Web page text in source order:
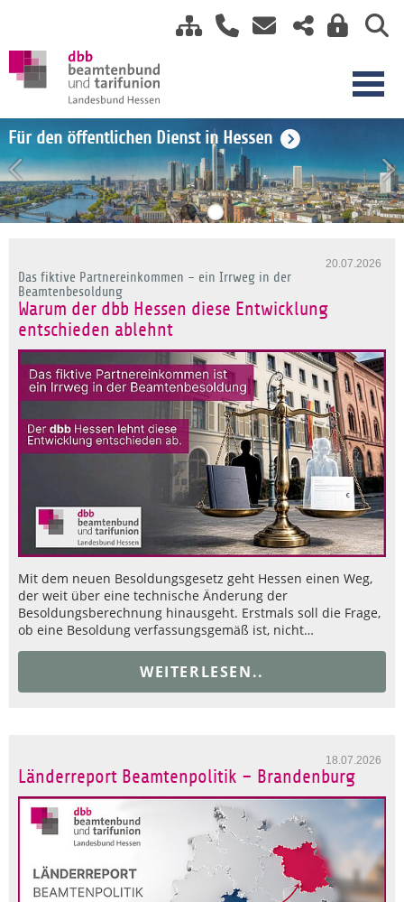
Einkommensrunde TV-H 2026
Für den öffentlichen Dienst in Hessen
20.07.2026
Das fiktive Partnereinkommen – ein Irrweg in der
Beamtenbesoldung
Warum der dbb Hessen diese Entwicklung
entschieden ablehnt
Mit dem neuen Besoldungsgesetz geht Hessen einen Weg,
der weit über eine technische Änderung der
Besoldungsberechnung hinausgeht. Erstmals soll die Frage,
ob eine Besoldung verfassungsgemäß ist, nicht…
WEITERLESEN..
18.07.2026
Länderreport Beamtenpolitik – Brandenburg